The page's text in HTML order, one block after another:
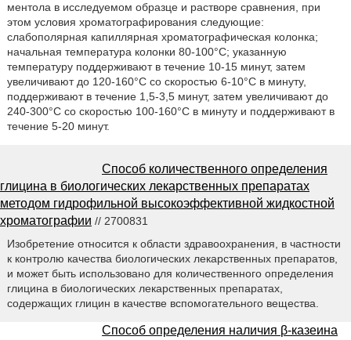
ментола в исследуемом образце и растворе сравнения, при
этом условия хроматографирования следующие:
слабополярная капиллярная хроматографическая колонка;
начальная температура колонки 80-100°С; указанную
температуру поддерживают в течение 10-15 минут, затем
увеличивают до 120-160°С со скоростью 6-10°С в минуту,
поддерживают в течение 1,5-3,5 минут, затем увеличивают до
240-300°С со скоростью 100-160°С в минуту и поддерживают в
течение 5-20 минут.
Способ количественного определения
глицина в биологических лекарственных препаратах
методом гидрофильной высокоэффективной жидкостной
хроматографии // 2700831
Изобретение относится к области здравоохранения, в частности
к контролю качества биологических лекарственных препаратов,
и может быть использовано для количественного определения
глицина в биологических лекарственных препаратах,
содержащих глицин в качестве вспомогательного вещества.
Способ определения наличия β-казеина